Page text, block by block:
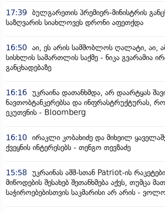
17:39 ბულგარეთის პრემიერ-მინისტრის
საზღვარის სიახლოვეს დრონი აფეთქდა
16:50 აი, ეს არის სამშობლოს ღალატი, აი,
სისხლის სამართლის საქმე - ნიკა გვარამია
განცხადებაზე
16:16 უკრაინა დათანხმდა, არ დაარტყას
ნავთობტანკერებსა და ინფრასტრუქტურას,
ეკუთვნის - Bloomberg
16:10 ირაკლი კობახიძე და მიხეილ
ქვეყნის ინტერესებს - თენგო თევზაძე
15:58 უკრაინას აშშ-სთან Patriot-ის
მიწოდების შესახებ შეთანხმება აქვს, თუმცა
საჭიროებებისთვის საკმარისი არ არის -